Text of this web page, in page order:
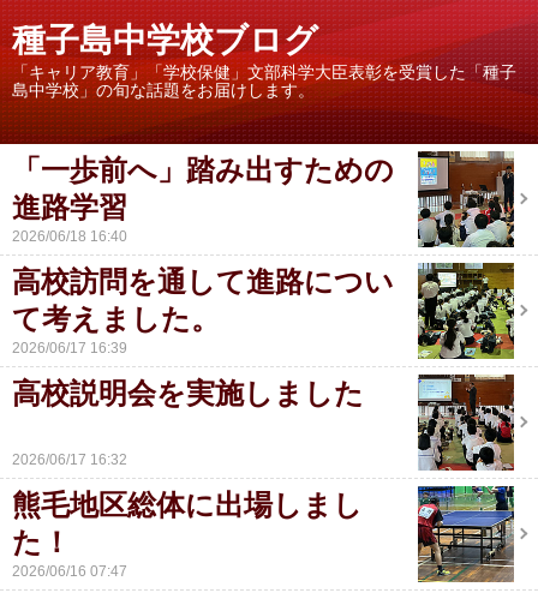
種子島中学校ブログ
「キャリア教育」「学校保健」文部科学大臣表彰を受賞した「種子
島中学校」の旬な話題をお届けします。
「一歩前へ」踏み出すための
進路学習
2026/06/18 16:40
高校訪問を通して進路につい
て考えました。
2026/06/17 16:39
高校説明会を実施しました
2026/06/17 16:32
熊毛地区総体に出場しまし
た！
2026/06/16 07:47